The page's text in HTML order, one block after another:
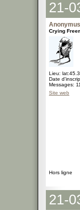
21-
Anonymus
Crying
Lieu:
Date
Messages:
Site web
Hors ligne
21-